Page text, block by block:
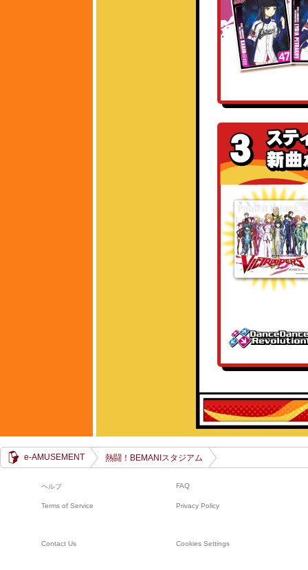
e-AMUSEMENT 熱闘！BEMANIスタジアム
ヘルプ FAQ
Terms of Service Privacy Policy
Contact Us Cookies Settings